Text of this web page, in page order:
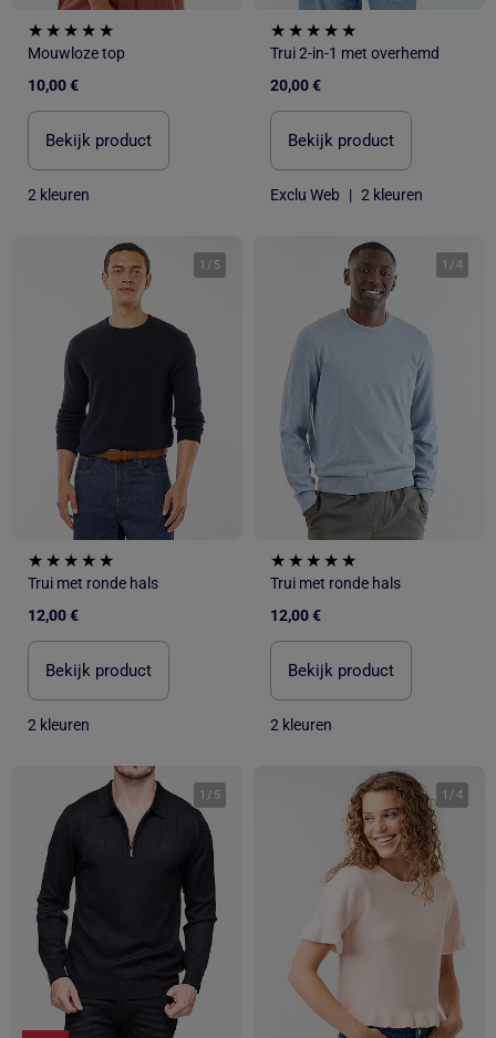
Mouwloze top
10,00 €
Bekijk product
2 kleuren
Trui 2-in-1 met overhemd
20,00 €
Bekijk product
Exclu Web | 2 kleuren
1 / 5
Trui met ronde hals
12,00 €
Bekijk product
2 kleuren
1 /4
Trui met ronde hals
12,00 €
Bekijk product
2 kleuren
1 / 5 1 /4